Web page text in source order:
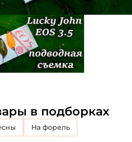
в подборках
на форель